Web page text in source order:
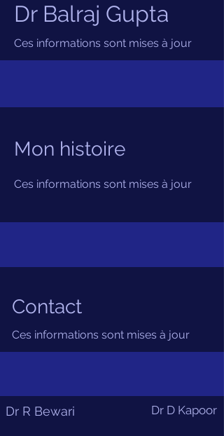
Ces informations sont mises à jour
Dr Balraj Gupta
Mon histoire
Ces informations sont mises à jour
Contact
Ces informations sont mises à jour
Dr R Bewari Dr D Kapoor